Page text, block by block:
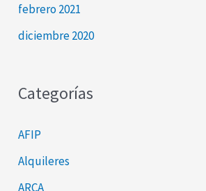
febrero 2021
diciembre 2020
Categorías
AFIP
Alquileres
ARCA